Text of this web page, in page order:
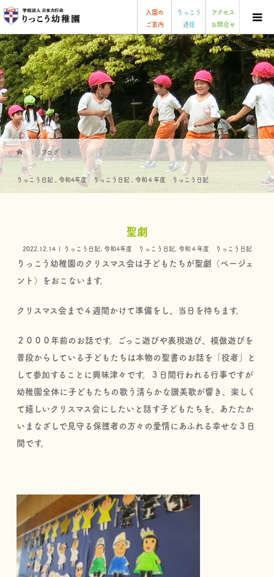
入園の
ご案内
りっこう
通信
アクセス
お問合せ
ブログ
りっこう日記 ,令和4年度 りっこう日記 ,令和４年度 りっこう日記
聖劇
2022.12.14 りっこう日記, 令和4年度 りっこう日記, 令和４年度 りっこう日記
りっこう幼稚園のクリスマス会は子どもたちが聖劇（ページェ
ント）をおこないます。
クリスマス会まで４週間かけて準備をし、当日を待ちます。
２０００年前のお話です。ごっこ遊びや表現遊び、模倣遊びを
普段からしている子どもたちは本物の聖書のお話を「役者」と
して参加することに興味津々です。３日間行われる行事ですが
幼稚園全体に子どもたちの歌う清らかな讃美歌が響き、楽しく
て嬉しいクリスマス会にしたいと話す子どもたちを、あたたか
いまなざしで見守る保護者の方々の愛情にあふれる幸せな３日
間です。